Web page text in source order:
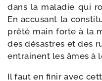
dans la mala­die qui
En accu­sant la
prê­té main forte à la
des désastres et des
entrainent les âmes à
Il faut en finir avec